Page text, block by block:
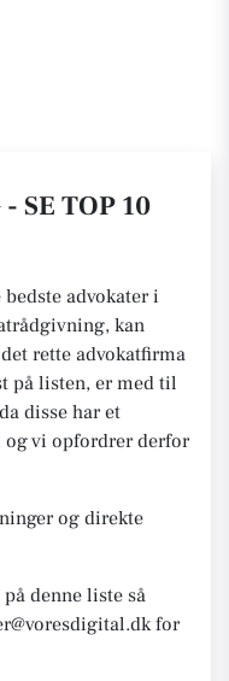
SE TOP 10
advokater i
kan
rette advokatfirma
på listen, er med til
disse har et
og vi opfordrer derfor
og direkte
denne liste så
for